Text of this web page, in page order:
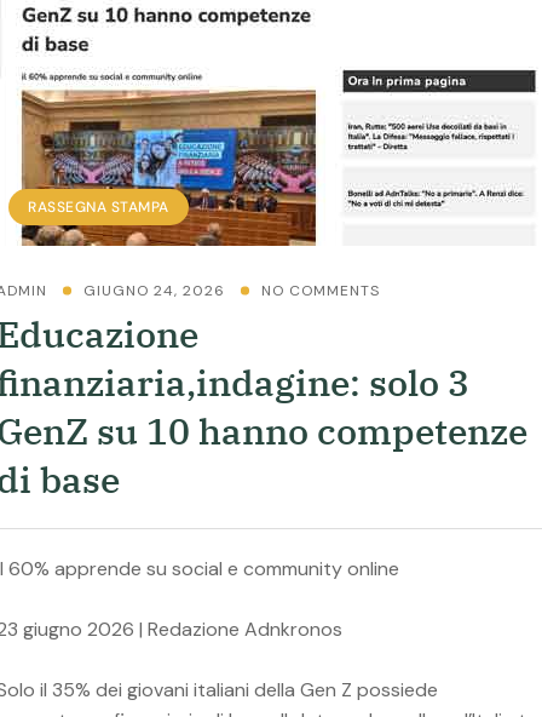
RASSEGNA STAMPA
GIUGNO 24, 2026 NO COMMENTS
solo 3
su 10 hanno competenze
base
60% apprende su social e community online
giugno 2026 | Redazione Adnkronos
il 35% dei giovani italiani della Gen Z possiede